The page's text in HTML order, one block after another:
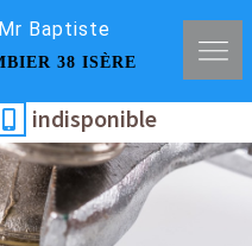
Mr Baptiste
38 ISÈRE
indisponible